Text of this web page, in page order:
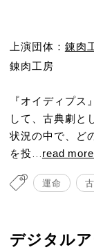
上演団体： 錬肉
錬肉工房
『オイディプ
して、古典劇と
状況の中で、ど
を投...read more
運命
デジタル